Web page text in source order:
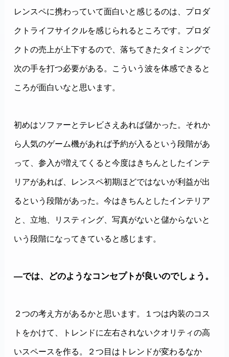
レンスペに携わっていて面白いと感じるのは、プロダ
クトライフサイクルを感じられるところです。プロダ
クトの売上が上下するので、落ちてきたタイミングで
次の手を打つ必要がある。こういう波を体感できると
ころが面白いなと思います。
初めはソファーとテレビさえあれば儲かった。それか
ら人気のゲーム機があれば予約が入るという段階があ
って、参入が増えてくると今度はきちんとしたインテ
リアがあれば、レンスペ初期ほどではないが利益が出
るという段階があった。今はきちんとしたインテリア
と、立地、リスティング、写真がないと儲からないと
いう段階になってきていると感じます。
―では、どのようなコンセプトが良いのでしょう。
２つの考え方があるかと思います。１つは内装のコス
トをかけて、トレンドに左右されないクオリティの高
いスペースを作る。２つ目はトレンドが変わるなか